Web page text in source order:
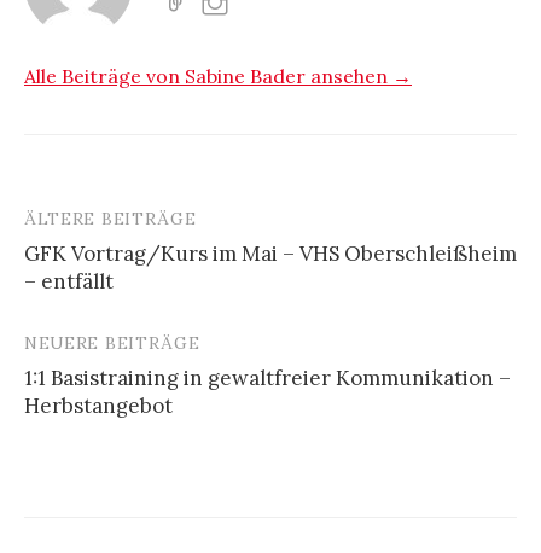
Alle Beiträge von Sabine Bader ansehen →
Beitragsnavigation
ÄLTERE BEITRÄGE
GFK Vortrag/Kurs im Mai – VHS Oberschleißheim
– entfällt
NEUERE BEITRÄGE
1:1 Basistraining in gewaltfreier Kommunikation –
Herbstangebot